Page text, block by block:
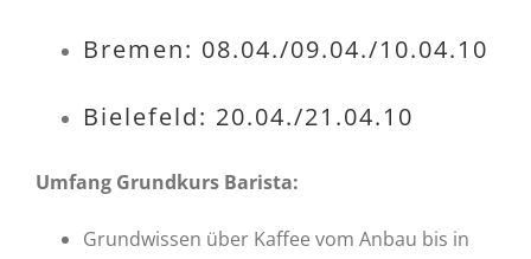
Bremen: 08.04./09.04./10.04.10
Bielefeld: 20.04./21.04.10
Umfang Grundkurs Barista:
Grundwissen über Kaffee vom Anbau bis in